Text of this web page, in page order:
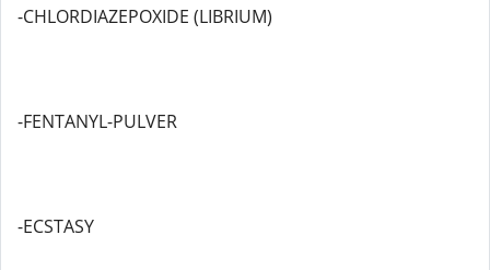
-CHLORDIAZEPOXIDE (LIBRIUM)
-FENTANYL-PULVER
-ECSTASY